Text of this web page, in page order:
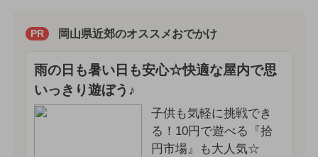
PR 岡山県近郊のオススメおでかけ
雨の日も暑い日も安心☆快適な屋内で思
いっきり遊ぼう♪
子供も気軽に挑戦でき
る！10円で遊べる『拾
円市場』も大人気☆